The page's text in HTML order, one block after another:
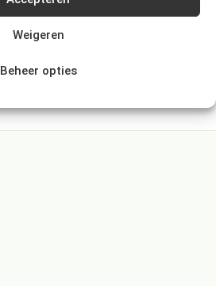
Weigeren
Beheer opties